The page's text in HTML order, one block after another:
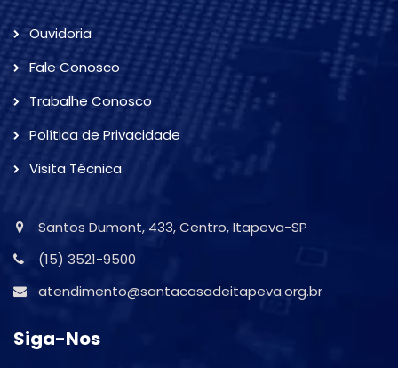
Ouvidoria
Fale Conosco
Trabalhe Conosco
Política de Privacidade
Visita Técnica
Santos Dumont, 433, Centro, Itapeva-SP
(15) 3521-9500
atendimento@santacasadeitapeva.org.br
Siga-Nos